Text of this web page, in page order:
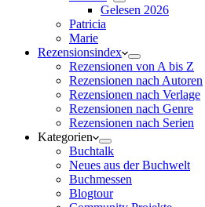
Gelesen 2026
Patricia
Marie
Rezensionsindex
Rezensionen von A bis Z
Rezensionen nach Autoren
Rezensionen nach Verlage
Rezensionen nach Genre
Rezensionen nach Serien
Kategorien
Buchtalk
Neues aus der Buchwelt
Buchmessen
Blogtour